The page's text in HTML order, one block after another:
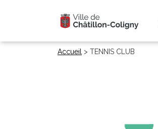
Accueil > TENNIS CLUB